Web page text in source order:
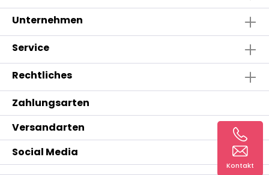
Unternehmen
Service
Rechtliches
Zahlungsarten
Versandarten
Social Media
Kontakt